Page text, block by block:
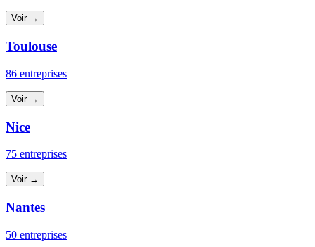
Voir →
Toulouse
86 entreprises
Voir →
Nice
75 entreprises
Voir →
Nantes
50 entreprises